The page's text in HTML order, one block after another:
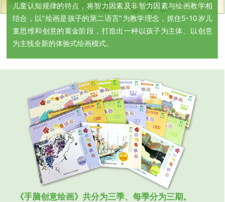
儿童认知规律的特点，将智力因素及非智力因素与绘画教学相
结合，以“绘画是孩子的第二语言”为教学理念，抓住5-10岁儿
童思维和创意的黄金阶段，打造出一种以孩子为主体、以创意
为主线全新的体验式绘画模式。
《手脑创意绘画》共分为三季、每季分为三期。